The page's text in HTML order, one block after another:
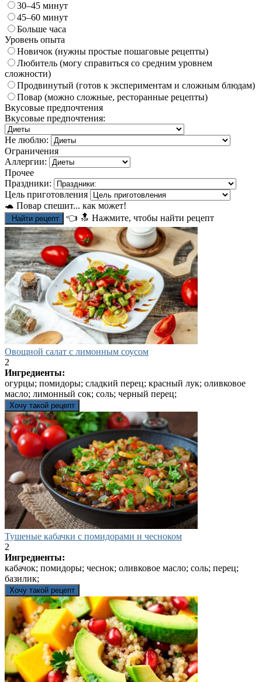
30–45 минут
45–60 минут
Больше часа
Уровень опыта
Новичок (нужны простые пошаговые рецепты)
Любитель (могу справиться со средним уровнем
сложности)
Продвинутый (готов к экспериментам и сложным блюдам)
Повар (можно сложные, ресторанные рецепты)
Вкусовые предпочтения
Вкусовые предпочтения:
Не люблю:
Ограничения
Аллергии:
Прочее
Праздники:
Цель приготовления
🐢 Повар спешит... как может!
Найти рецепт 👈 🔝 Нажмите, чтобы найти рецепт
Овощной салат с лимонным соусом
2
Ингредиенты:
огурцы; помидоры; сладкий перец; красный лук; оливковое
масло; лимонный сок; соль; черный перец;
Хочу такой рецепт
Тушеные кабачки с помидорами и чесноком
2
Ингредиенты:
кабачок; помидоры; чеснок; оливковое масло; соль; перец;
базилик;
Хочу такой рецепт